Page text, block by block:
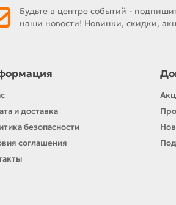
Будьте в центре событий -
наши новости! Новинки, скидки,
и доставка
безопасности
соглашения